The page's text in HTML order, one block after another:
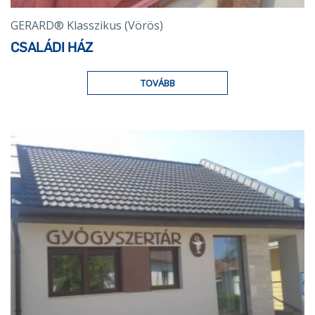
GERARD® Klasszikus (Vörös)
CSALÁDI HÁZ
TOVÁBB